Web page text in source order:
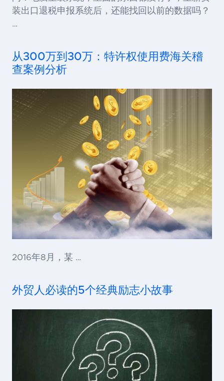
装出口退税申报系统后，还能找回以前的数据吗？
…
从300万到30万：特许权使用费海关稽
查案例分析
2016年8月，某 …
外贸人必读的5个经典励志小故事